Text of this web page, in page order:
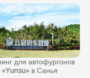
для автофургонов
«Yunsu» в Санья